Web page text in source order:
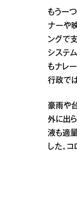
もう一
ナーや
ングで
システ
もナレ
行政で
豪雨や
外に出
液も適
した。